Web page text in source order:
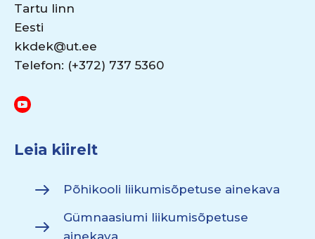
Tartu linn
Eesti
kkdek@ut.ee
Telefon: (+372) 737 5360
Leia kiirelt
Põhikooli liikumisõpetuse ainekava
Gümnaasiumi liikumisõpetuse
ainekava